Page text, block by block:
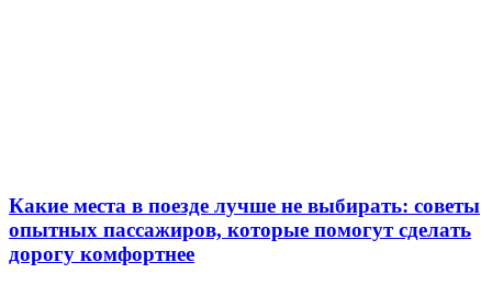
Какие места в поезде лучше не выбирать: советы
опытных пассажиров, которые помогут сделать
дорогу комфортнее